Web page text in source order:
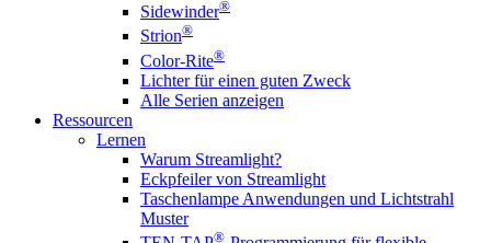
Sidewinder®
Strion®
Color-Rite®
Lichter für einen guten Zweck
Alle Serien anzeigen
Ressourcen
Lernen
Warum Streamlight?
Eckpfeiler von Streamlight
Taschenlampe Anwendungen und Lichtstrahl
Muster
®